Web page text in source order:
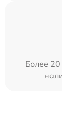
Более 20